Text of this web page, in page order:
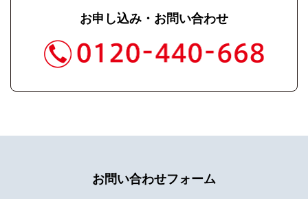
お申し込み・お問い合わせ
お問い合わせフォーム